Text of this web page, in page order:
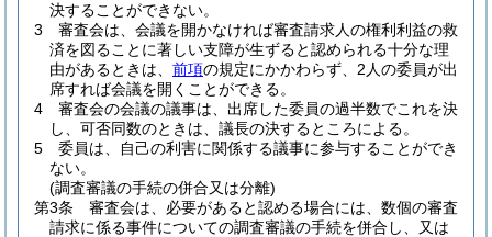
決することができない。
3
審査会は、会議を開かなければ審査請求人の権利利益の救
済を図ることに著しい支障が生ずると認められる十分な理
由があるときは、 前項の規定にかかわらず、2人の委員が出
席すれば会議を開くことができる。
4
審査会の会議の議事は、出席した委員の過半数でこれを決
し、可否同数のときは、議長の決するところによる。
5
委員は、自己の利害に関係する議事に参与することができ
ない。
(調査審議の手続の併合又は分離)
第3条
審査会は、必要があると認める場合には、数個の審査
請求に係る事件についての調査審議の手続を併合し、又は